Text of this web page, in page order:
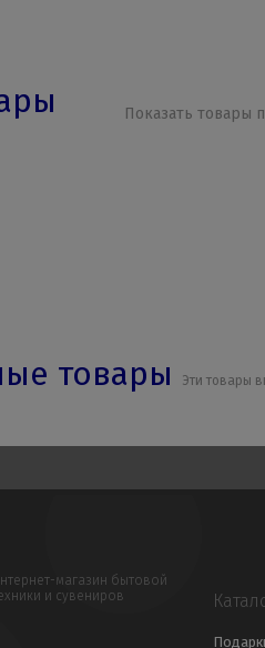
Показать товары
товары Эти товары
магазин бытовой
и сувениров